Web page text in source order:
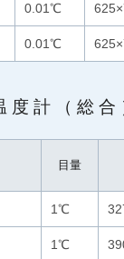
0.01℃
0.01℃
度計（総合
目量
1℃
1℃